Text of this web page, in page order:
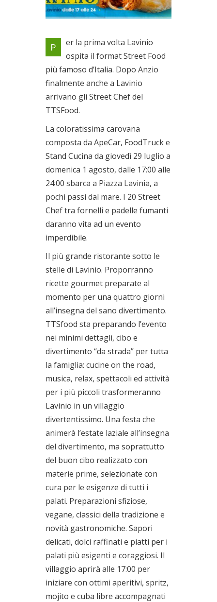
Per la prima volta Lavinio
ospita il format Street Food
più famoso d’Italia
Dal 29/07/2021 al
01/08/2021
P
er la prima volta Lavinio
ospita il format Street Food
più famoso d’Italia. Dopo Anzio
finalmente anche a Lavinio
arrivano gli Street Chef del
TTSFood.
La coloratissima carovana
composta da ApeCar, FoodTruck e
Stand Cucina da giovedì 29 luglio a
domenica 1 agosto, dalle 17:00 alle
24:00 sbarca a Piazza Lavinia, a
pochi passi dal mare. I 20 Street
Chef tra fornelli e padelle fumanti
daranno vita ad un evento
imperdibile.
Il più grande ristorante sotto le
stelle di Lavinio. Proporranno
ricette gourmet preparate al
momento per una quattro giorni
all’insegna del sano divertimento.
TTSfood sta preparando l’evento
nei minimi dettagli, cibo e
divertimento “da strada” per tutta
la famiglia: cucine on the road,
musica, relax, spettacoli ed attività
per i più piccoli trasformeranno
Lavinio in un villaggio
divertentissimo. Una festa che
animerà l’estate laziale all’insegna
del divertimento, ma soprattutto
del buon cibo realizzato con
materie prime, selezionate con
cura per le esigenze di tutti i
palati. Preparazioni sfiziose,
vegane, classici della tradizione e
novità gastronomiche. Sapori
delicati, dolci raffinati e piatti per i
palati più esigenti e coraggiosi. Il
villaggio aprirà alle 17:00 per
iniziare con ottimi aperitivi, spritz,
mojito e cuba libre accompagnati